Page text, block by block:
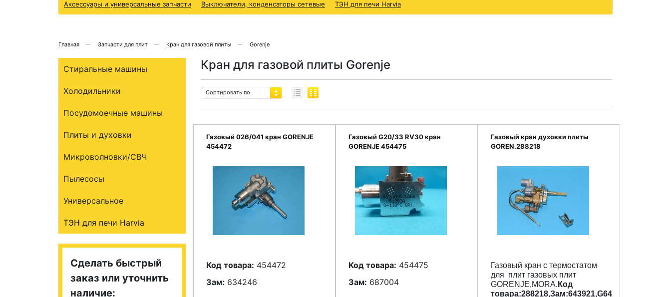
Аксессуары и универсальные запчасти Выключатели, конденсаторы сетевые ТЭН для печи Harvia
Главная Запчасти для плит Кран для газовой плиты Gorenje
Кран для газовой плиты Gorenje
Сортировать по
Газовый 026/041 кран GORENJE
454472
Код товара: 454472
Зам: 634246
Газовый G20/33 RV30 кран
GORENJE 454475
Код товара: 454475
Зам: 687004
Газовый кран духовки плиты
GOREN.288218
Газовый кран с термостатом
для плит газовых плит
GORENJE,MORA. Код
товара:288218,Зам:643921,G643924
Стиральные машины
Холодильники
Посудомоечные машины
Плиты и духовки
Микроволновки/СВЧ
Пылесосы
Универсальное
ТЭН для печи Harvia
Сделать быстрый
заказ или уточнить
наличие: